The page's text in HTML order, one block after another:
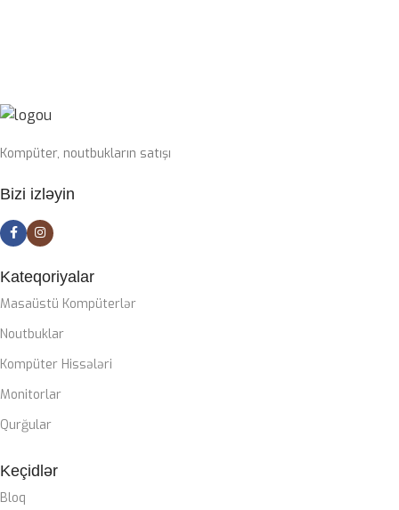
Kompüter, noutbukların satışı
Bizi izləyin
Kateqoriyalar
Masaüstü Kompüterlər
Noutbuklar
Kompüter Hissələri
Monitorlar
Qurğular
Keçidlər
Bloq